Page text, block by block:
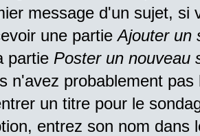
message d'un sujet, si
une partieAjouter un
partie Poster un nouveau
n'avez probablement
un titre pour le
entrez son nom dans